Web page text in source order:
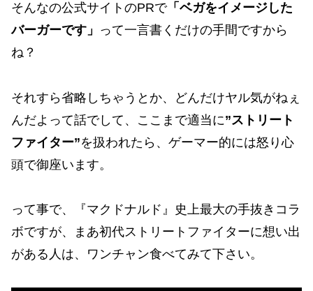
そんなの公式サイトのPRで「ベガをイメージした
バーガーです」 って一言書くだけの手間ですから
ね？
それすら省略しちゃうとか、どんだけヤル気がねぇ
んだよって話でして、ここまで適当に”ストリート
ファイター”を扱われたら、ゲーマー的には怒り心
頭で御座います。
って事で、『マクドナルド』史上最大の手抜きコラ
ボですが、まあ初代ストリートファイターに想い出
がある人は、ワンチャン食べてみて下さい。